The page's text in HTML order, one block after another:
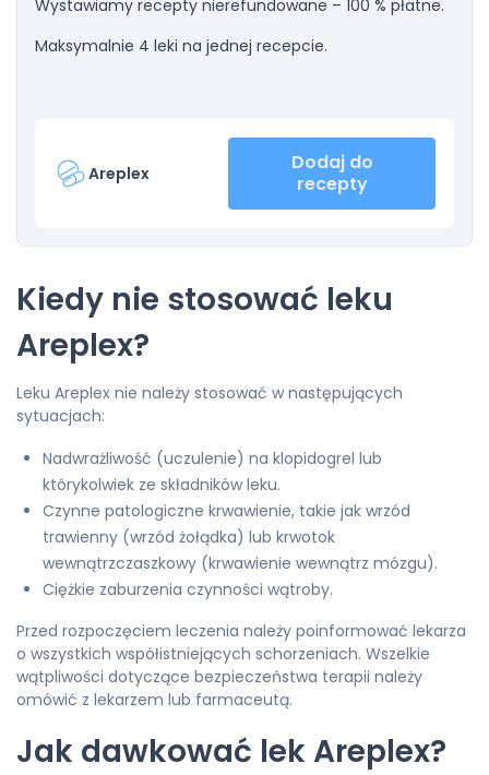
Wystawiamy recepty nierefundowane – 100 % płatne.
Maksymalnie 4 leki na jednej recepcie.
Areplex
Dodaj do
recepty
Kiedy nie stosować leku
Areplex?
Leku Areplex nie należy stosować w następujących
sytuacjach:
Nadwrażliwość (uczulenie) na klopidogrel lub
którykolwiek ze składników leku.
Czynne patologiczne krwawienie, takie jak wrzód
trawienny (wrzód żołądka) lub krwotok
wewnątrzczaszkowy (krwawienie wewnątrz mózgu).
Ciężkie zaburzenia czynności wątroby.
Przed rozpoczęciem leczenia należy poinformować lekarza
o wszystkich współistniejących schorzeniach. Wszelkie
wątpliwości dotyczące bezpieczeństwa terapii należy
omówić z lekarzem lub farmaceutą.
Jak dawkować lek Areplex?